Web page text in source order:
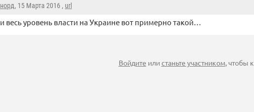
норд, 15 Марта 2016 , url
и весь уровень власти на Украине вот примерно такой…
Войдите илистаньте участником, чтобы